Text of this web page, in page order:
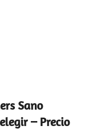
Sano
– Precio